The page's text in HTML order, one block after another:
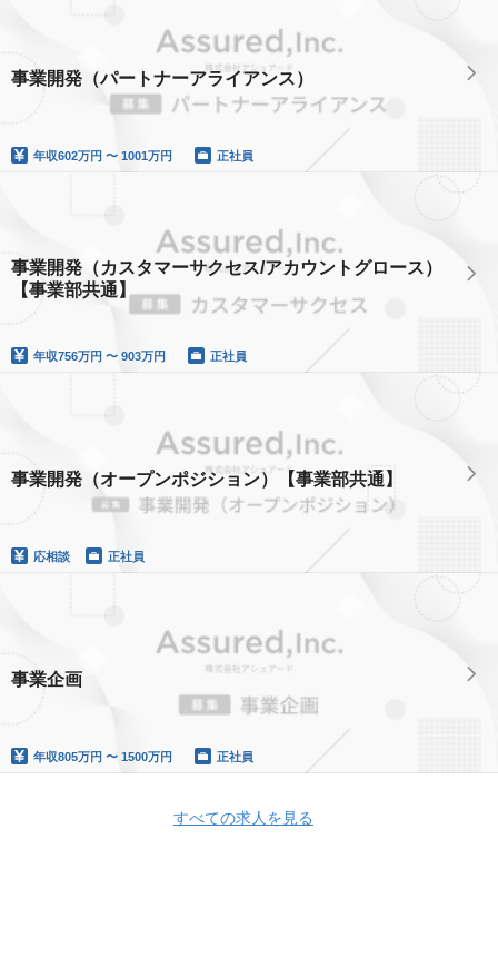
事業開発（パートナーアライアンス）
年収602万円 〜 1001万円 正社員
事業開発（カスタマーサクセス/アカウントグロース）
【事業部共通】
年収756万円 〜 903万円 正社員
事業開発（オープンポジション）【事業部共通】
応相談 正社員
事業企画
年収805万円 〜 1500万円 正社員
すべての求人を見る